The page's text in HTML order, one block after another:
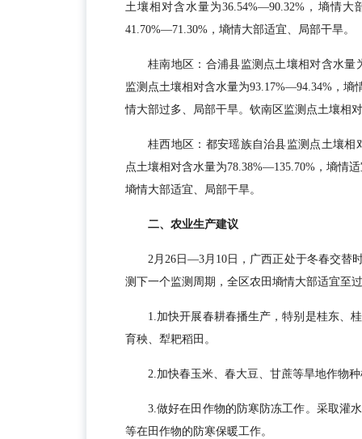
土壤相对含水量为36.54%—90.32%，墒情
41.70%—71.30%，墒情大部适宜、局部干旱。
桂南地区：合浦县监测点土壤相对含水量
监测点土壤相对含水量为93.17%—94.34%，
情大部过多、局部干旱。钦南区监测点土壤相
桂西地区：都安瑶族自治县监测点土壤相
点土壤相对含水量为78.38%—135.70%，墒情
墒情大部适宜、局部干旱。
二、农业生产建议
2月26日—3月10日，广西正处于冬春交替
测下一个监测周期，全区农田墒情大部适宜至
1.加快开展春耕春播生产，特别是桂东、
育秧、犁耙稻田。
2.加快春玉米、春大豆、甘蔗等旱地作物
3.做好在田作物的防寒防冻工作。采取灌
等在田作物的防寒保暖工作。